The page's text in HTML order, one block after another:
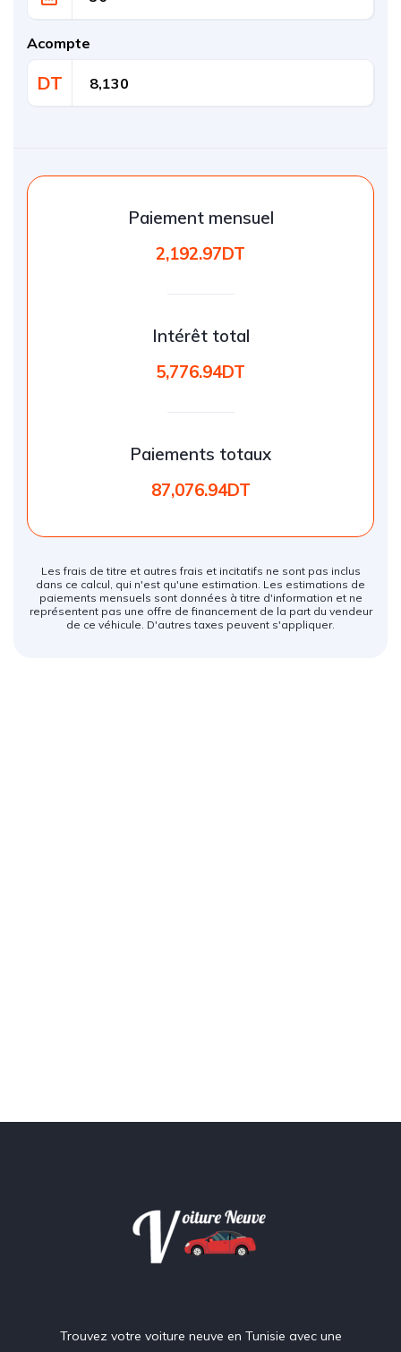
Acompte
DT
Paiement mensuel
2,192.97DT
Intérêt total
5,776.94DT
Paiements totaux
87,076.94DT
Les frais de titre et autres frais et incitatifs ne sont pas inclus
dans ce calcul, qui n'est qu'une estimation. Les estimations de
paiements mensuels sont données à titre d'information et ne
représentent pas une offre de financement de la part du vendeur
de ce véhicule. D'autres taxes peuvent s'appliquer.
Trouvez votre voiture neuve en Tunisie avec une